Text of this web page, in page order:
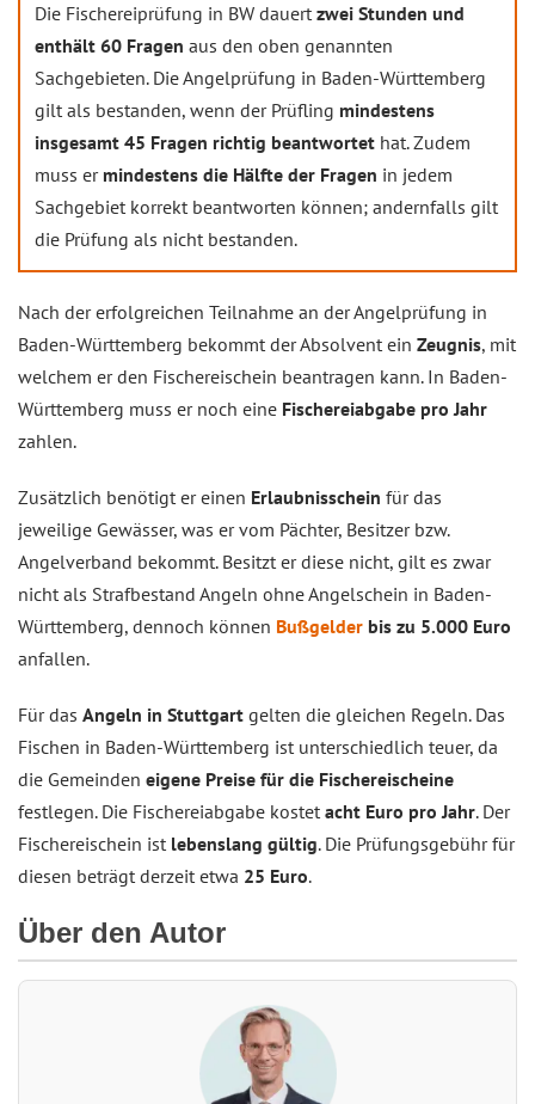
Die Fischereiprüfung in BW dauert zwei Stunden und
enthält 60 Fragen aus den oben genannten
Sachgebieten. Die Angelprüfung in Baden-Württemberg
gilt als bestanden, wenn der Prüfling mindestens
insgesamt 45 Fragen richtig beantwortet hat. Zudem
muss er mindestens die Hälfte der Fragen in jedem
Sachgebiet korrekt beantworten können; andernfalls gilt
die Prüfung als nicht bestanden.
Nach der erfolgreichen Teilnahme an der Angelprüfung in
Baden-Württemberg bekommt der Absolvent ein Zeugnis, mit
welchem er den Fischereischein beantragen kann. In Baden-
Württemberg muss er noch eine Fischereiabgabe pro Jahr
zahlen.
Zusätzlich benötigt er einen Erlaubnisschein für das
jeweilige Gewässer, was er vom Pächter, Besitzer bzw.
Angelverband bekommt. Besitzt er diese nicht, gilt es zwar
nicht als Strafbestand Angeln ohne Angelschein in Baden-
Württemberg, dennoch können Bußgelder bis zu 5.000 Euro
anfallen.
Für das Angeln in Stuttgart gelten die gleichen Regeln. Das
Fischen in Baden-Württemberg ist unterschiedlich teuer, da
die Gemeinden eigene Preise für die Fischereischeine
festlegen. Die Fischereiabgabe kostet acht Euro pro Jahr. Der
Fischereischein ist lebenslang gültig. Die Prüfungsgebühr für
diesen beträgt derzeit etwa 25 Euro.
Über den Autor